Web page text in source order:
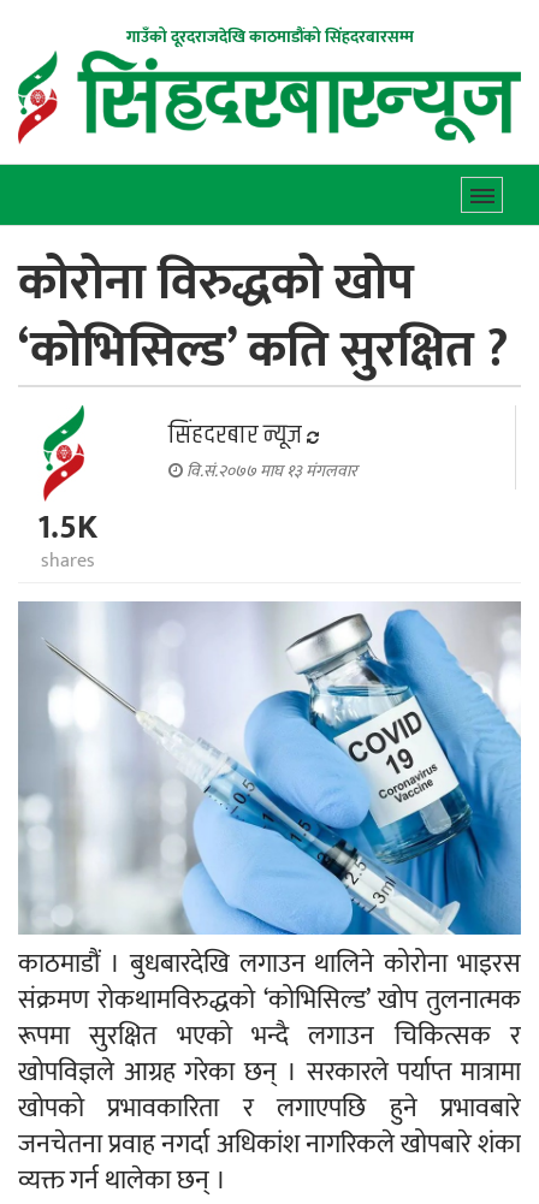
गाउँको दूरदराजदेखि काठमाडौंको सिंहदरबारसम्म
कोरोना विरुद्धको खोप
‘कोभिसिल्ड’ कति सुरक्षित ?
सिंहदरबार न्यूज
वि.सं.२०७७ माघ १३ मंगलवार
1.5K
shares
काठमाडौं । बुधबारदेखि लगाउन थालिने कोरोना भाइरस
संक्रमण रोकथामविरुद्धको ‘कोभिसिल्ड’ खोप तुलनात्मक
रूपमा सुरक्षित भएको भन्दै लगाउन चिकित्सक र
खोपविज्ञले आग्रह गरेका छन् । सरकारले पर्याप्त मात्रामा
खोपको प्रभावकारिता र लगाएपछि हुने प्रभावबारे
जनचेतना प्रवाह नगर्दा अधिकांश नागरिकले खोपबारे शंका
व्यक्त गर्न थालेका छन् ।